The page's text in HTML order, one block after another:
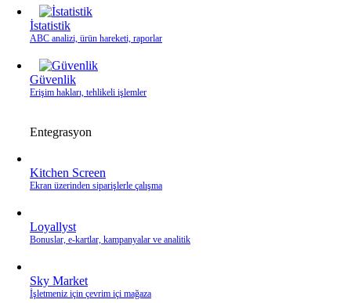
İstatistik
ABC analizi, ürün hareketi, raporlar
Güvenlik
Erişim hakları, tehlikeli işlemler
Entegrasyon
Kitchen Screen
Ekran üzerinden siparişlerle çalışma
Loyallyst
Bonuslar, e‑kartlar, kampanyalar ve analitik
Sky Market
İşletmeniz için çevrim içi mağaza